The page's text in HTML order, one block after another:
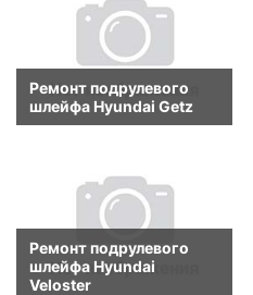
Ремонт подрулевого
шлейфа Hyundai Getz
Ремонт подрулевого
шлейфа Hyundai
Veloster